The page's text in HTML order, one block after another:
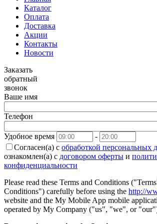
Каталог
Оплата
Доставка
Акции
Контакты
Новости
Заказать
обратный
звонок
Ваше имя
Телефон
Удобное время
-
Согласен(а) с обработкой персональных
ознакомлен(а) с договором оферты и
конфиденциальности
Please read these Terms and Conditions
Conditions") carefully before using the http://
website and the My Mobile App mobile
operated by My Company ("us", "we", or